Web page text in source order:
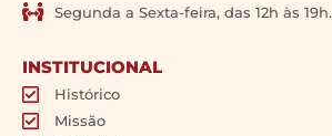
Segunda a Sexta-feira, das 12h às 19h.
INSTITUCIONAL
Histórico
Missão